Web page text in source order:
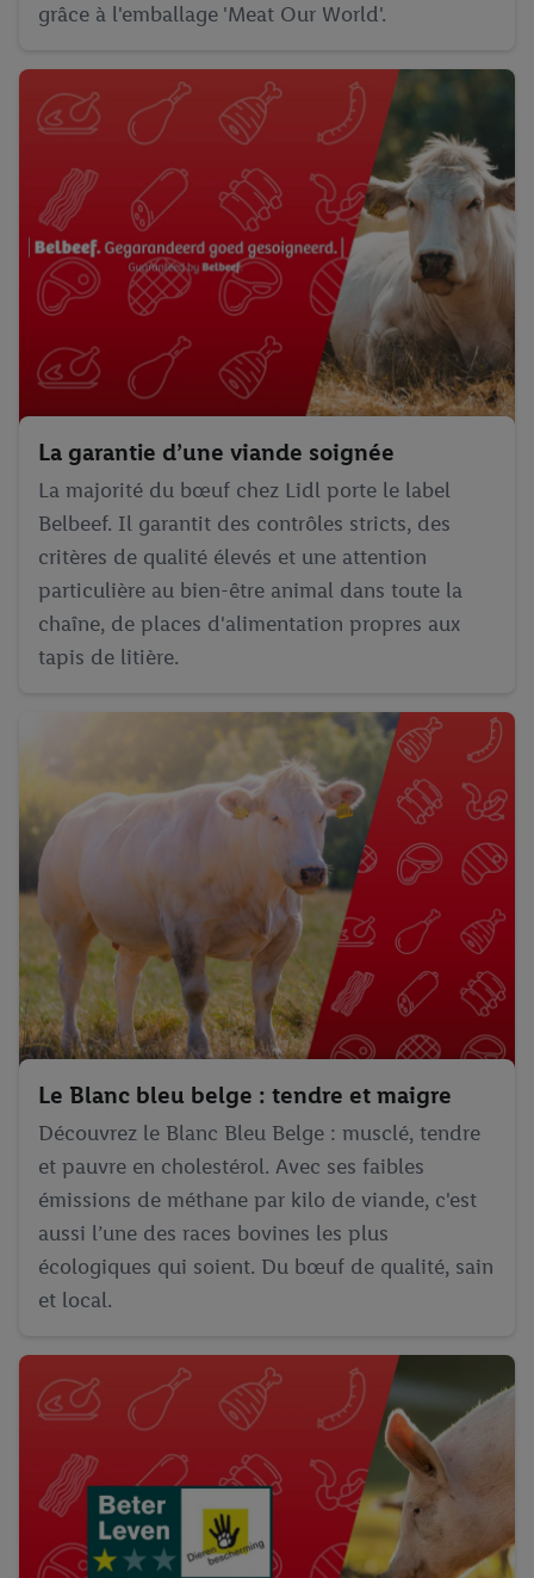
grâce à l'emballage 'Meat Our World'.
La garantie d’une viande soignée
La majorité du bœuf chez Lidl porte le label
Belbeef. Il garantit des contrôles stricts, des
critères de qualité élevés et une attention
particulière au bien-être animal dans toute la
chaîne, de places d'alimentation propres aux
tapis de litière.
Le Blanc bleu belge : tendre et maigre
Découvrez le Blanc Bleu Belge : musclé, tendre
et pauvre en cholestérol. Avec ses faibles
émissions de méthane par kilo de viande, c'est
aussi l’une des races bovines les plus
écologiques qui soient. Du bœuf de qualité, sain
et local.